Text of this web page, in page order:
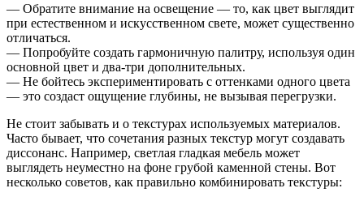
— Обратите внимание на освещение — то, как цвет выглядит
при естественном и искусственном свете, может существенно
отличаться.
— Попробуйте создать гармоничную палитру, используя один
основной цвет и два-три дополнительных.
— Не бойтесь экспериментировать с оттенками одного цвета
— это создаст ощущение глубины, не вызывая перегрузки.
Не стоит забывать и о текстурах используемых материалов.
Часто бывает, что сочетания разных текстур могут создавать
диссонанс. Например, светлая гладкая мебель может
выглядеть неуместно на фоне грубой каменной стены. Вот
несколько советов, как правильно комбинировать текстуры: